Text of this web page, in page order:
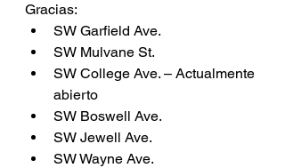
Gracias:
SW Garfield Ave.
SW Mulvane St.
SW College Ave. – Actualmente
abierto
SW Boswell Ave.
SW Jewell Ave.
SW Wayne Ave.